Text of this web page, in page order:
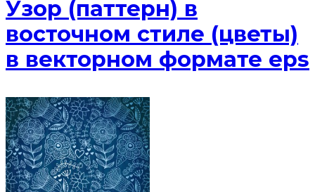
Узор (паттерн) в
восточном стиле (цветы)
в векторном формате eps